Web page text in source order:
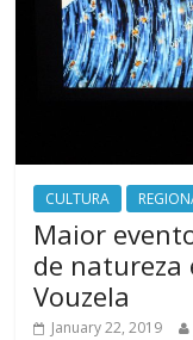
CULTURA
Maior
de natureza
Vouzela
January 22, 2019